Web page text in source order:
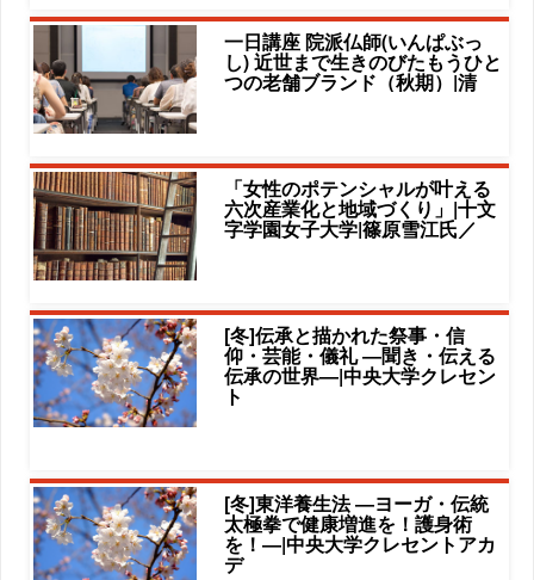
一日講座 院派仏師(いんぱぶっ
し) 近世まで生きのびたもうひと
つの老舗ブランド（秋期）|清
「女性のポテンシャルが叶える
六次産業化と地域づくり」|十文
字学園女子大学|篠原雪江氏／
[冬]伝承と描かれた祭事・信
仰・芸能・儀礼 ―聞き・伝える
伝承の世界―|中央大学クレセン
ト
[冬]東洋養生法 ―ヨーガ・伝統
太極拳で健康増進を！護身術
を！―|中央大学クレセントアカ
デ